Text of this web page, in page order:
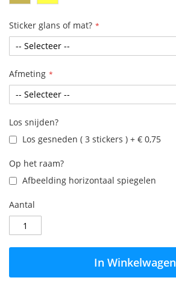
Sticker glans of mat?
Afmeting
Los snijden?
Los gesneden ( 3 stickers ) + € 0,75
Op het raam?
Afbeelding horizontaal spiegelen
Aantal
In Winkelwagen